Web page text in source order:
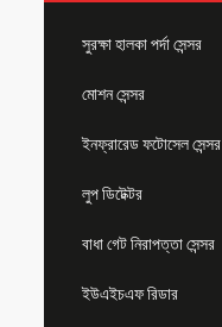
সুরক্ষা হালকা পর্দা সেন্সর
মোশন সেন্সর
ইনফ্রারেড ফটোসেল সেন্সর
লুপ ডিটেক্টর
বাধা গেট নিরাপত্তা সেন্সর
ইউএইচএফ রিডার